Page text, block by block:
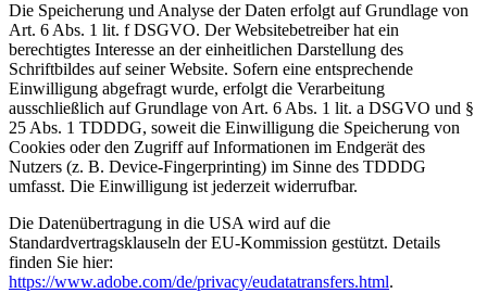
Die Speicherung und Analyse der Daten erfolgt auf Grundlage von
Art. 6 Abs. 1 lit. f DSGVO. Der Websitebetreiber hat ein
berechtigtes Interesse an der einheitlichen Darstellung des
Schriftbildes auf seiner Website. Sofern eine entsprechende
Einwilligung abgefragt wurde, erfolgt die Verarbeitung
ausschließlich auf Grundlage von Art. 6 Abs. 1 lit. a DSGVO und §
25 Abs. 1 TDDDG, soweit die Einwilligung die Speicherung von
Cookies oder den Zugriff auf Informationen im Endgerät des
Nutzers (z. B. Device-Fingerprinting) im Sinne des TDDDG
umfasst. Die Einwilligung ist jederzeit widerrufbar.
Die Datenübertragung in die USA wird auf die
Standardvertragsklauseln der EU-Kommission gestützt. Details
finden Sie hier:
https://www.adobe.com/de/privacy/eudatatransfers.html.